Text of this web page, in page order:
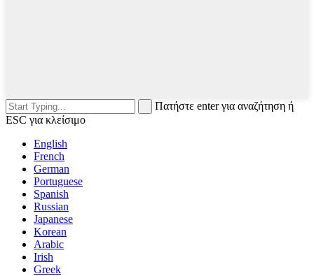
Πατήστε enter για αναζήτηση ή
ESC για κλείσιμο
English
French
German
Portuguese
Spanish
Russian
Japanese
Korean
Arabic
Irish
Greek